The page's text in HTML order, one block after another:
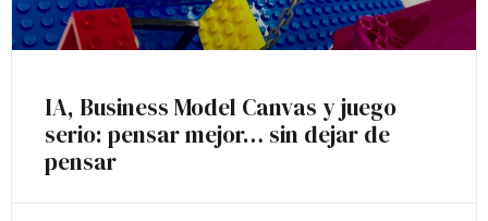
IA, Business Model Canvas y juego
serio: pensar mejor… sin dejar de
pensar